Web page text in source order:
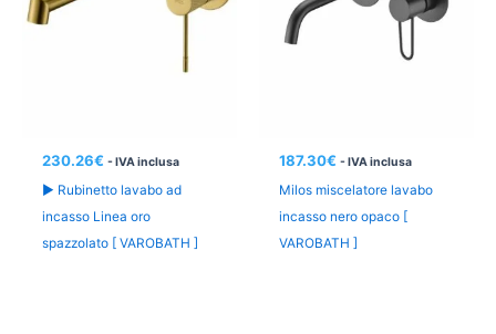
230.26€ - IVA inclusa
► Rubinetto lavabo ad
incasso Linea oro
spazzolato [ VAROBATH ]
187.30€ - IVA inclusa
Milos miscelatore lavabo
incasso nero opaco [
VAROBATH ]